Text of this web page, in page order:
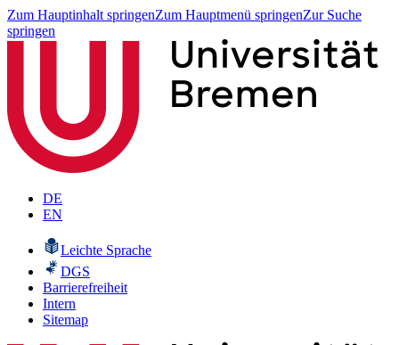
Zum Hauptinhalt springenZum Hauptmenü springenZur Suche
springen
DE
EN
Leichte Sprache
DGS
Barrierefreiheit
Intern
Sitemap